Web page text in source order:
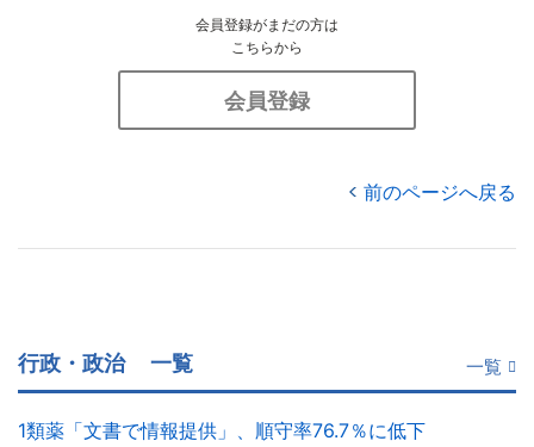
会員登録がまだの方は
こちらから
会員登録
前のページへ戻る
行政・政治 一覧 一覧
1類薬「文書で情報提供」、順守率76.7％に低下